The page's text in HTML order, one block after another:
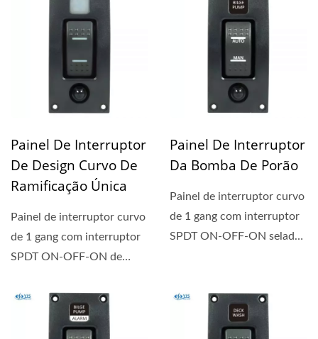
Painel De Interruptor
De Design Curvo De
Ramificação Única
Painel de interruptor curvo
de 1 gang com interruptor
SPDT ON-OFF-ON de
Painel De Interruptor
Da Bomba De Porão
Painel de interruptor curvo
de 1 gang com interruptor
SPDT ON-OFF-ON selado